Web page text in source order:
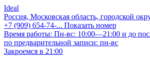
Ideal
Россия, Московская область, городской
+7 (909) 654-74-... Показать номер
Время работы: Пн-вс: 10:00—21:00 и до
по предварительной записи: пн-вс
Закроемся в 21:00